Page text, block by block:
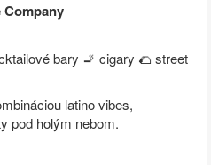
Company
bary 🚬 cigary 🌮 street
latino vibes,
pod holým nebom.